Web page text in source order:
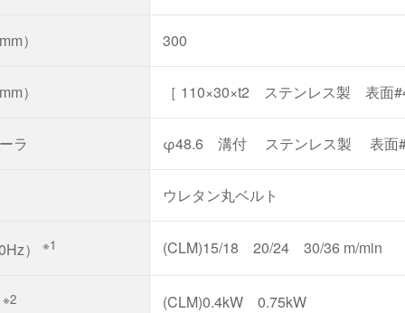
） 300
） ［ 110×30×t2 ステンレス製 表面
ラ φ48.6 溝付 ステンレス製 表面
ウレタン丸ベルト
） ※1 (CLM)15/18 20/24 30/36 m/min
※2 (CLM)0.4kW 0.75kW